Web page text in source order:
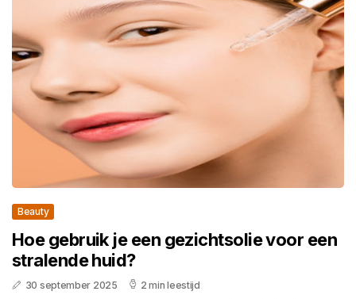
Beauty
Hoe gebruik je een gezichtsolie voor een
stralende huid?
30 september 2025 2 min leestijd